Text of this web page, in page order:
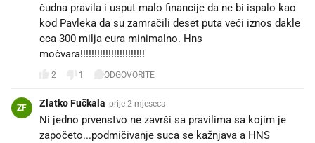
čudna pravila i usput malo financije da ne bi ispalo kao
kod Pavleka da su zamračili deset puta veći iznos dakle
cca 300 milja eura minimalno. Hns
močvara!!!!!!!!!!!!!!!!!!!!!!!
2 1 ODGOVORITE
ZF Zlatko Fučkala prije 2 mjeseca
Ni jedno prvenstvo ne završi sa pravilima sa kojim je
započeto...podmičivanje suca se kažnjava a HNS